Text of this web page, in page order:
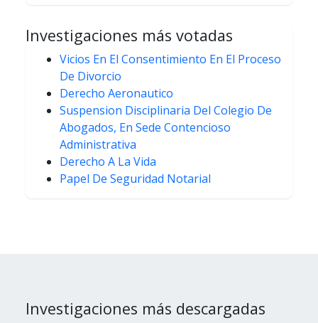
Investigaciones más votadas
Vicios En El Consentimiento En El Proceso
De Divorcio
Derecho Aeronautico
Suspension Disciplinaria Del Colegio De
Abogados, En Sede Contencioso
Administrativa
Derecho A La Vida
Papel De Seguridad Notarial
Investigaciones más descargadas